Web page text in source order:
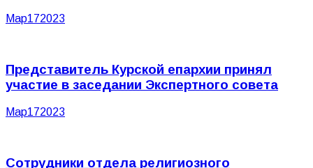
Мар172023
Представитель Курской епархии принял
участие в заседании Экспертного совета
Мар172023
Сотрудники отдела религиозного